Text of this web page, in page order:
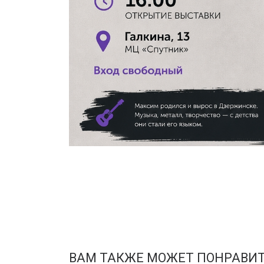
ВАМ ТАКЖЕ МОЖЕТ